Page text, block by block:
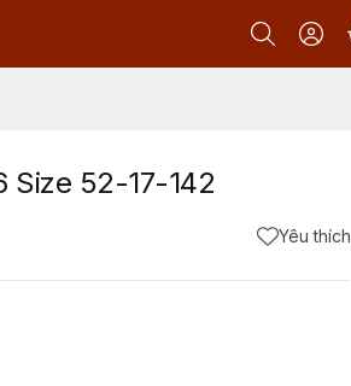
Size 52-17-142
Yêu thích